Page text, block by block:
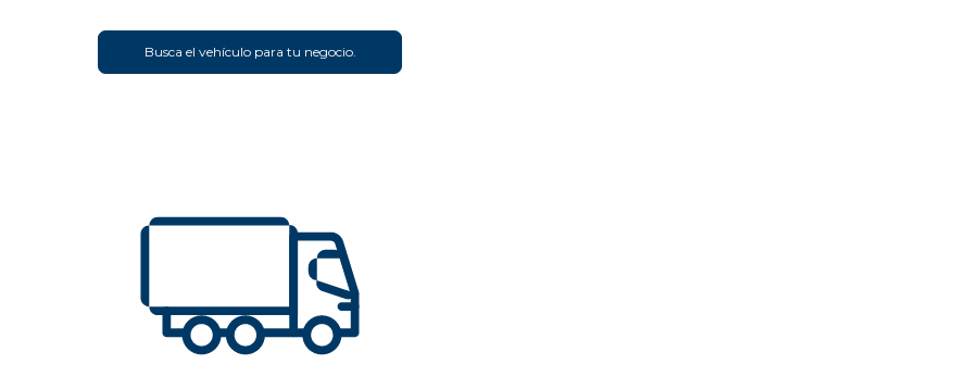
Busca el vehículo para tu negocio.